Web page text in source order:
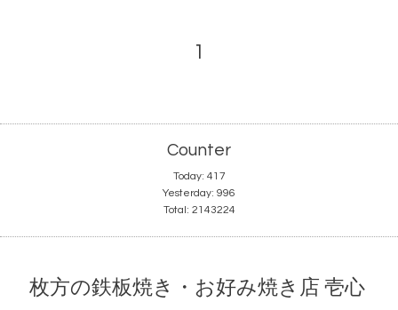
1
Counter
Today: 417
Yesterday: 996
Total: 2143224
枚方の鉄板焼き・お好み焼き店 壱心